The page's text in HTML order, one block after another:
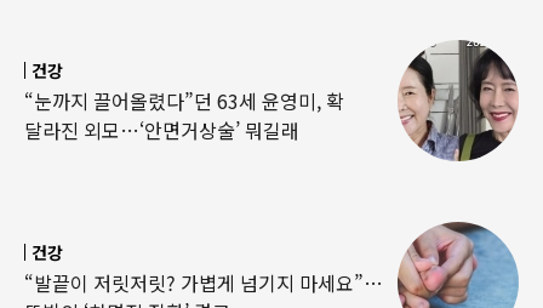
건강
“눈까지 끌어올렸다”던 63세 윤영미, 확
달라진 외모…‘안면거상술’ 뭐길래
건강
“발끝이 저릿저릿? 가볍게 넘기지 마세요”…